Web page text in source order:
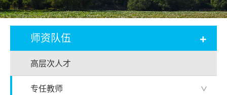
师资队伍 +
高层次人才
专任教师 >